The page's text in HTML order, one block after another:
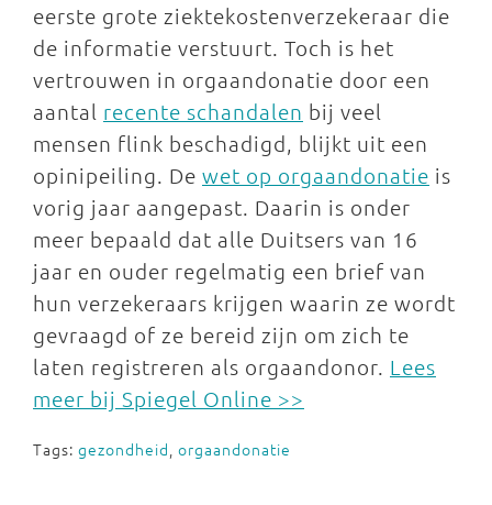
eerste grote ziektekostenverzekeraar die
de informatie verstuurt. Toch is het
vertrouwen in orgaandonatie door een
aantal recente schandalen bij veel
mensen flink beschadigd, blijkt uit een
opinipeiling. De wet op orgaandonatie is
vorig jaar aangepast. Daarin is onder
meer bepaald dat alle Duitsers van 16
jaar en ouder regelmatig een brief van
hun verzekeraars krijgen waarin ze wordt
gevraagd of ze bereid zijn om zich te
laten registreren als orgaandonor. Lees
meer bij Spiegel Online >>
Tags: gezondheid, orgaandonatie